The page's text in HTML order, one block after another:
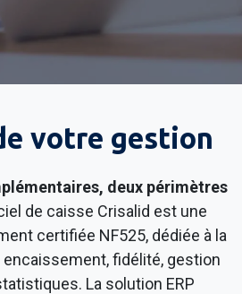
votre gestion
deux périmètres
de caisse Crisalid est une
certifiée NF525, dédiée à la
fidélité, gestion
La solution ERP